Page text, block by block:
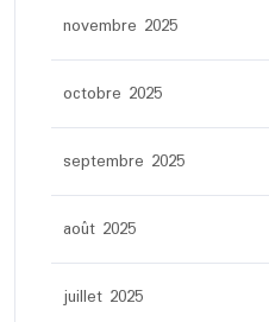
novembre 2025
octobre 2025
septembre 2025
août 2025
juillet 2025